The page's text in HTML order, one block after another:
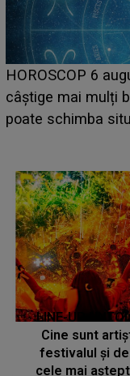
LINE-UP
scena principală
suedeză a ajuns
LINE-UP
Cine sunt
festivalul și
cele mai